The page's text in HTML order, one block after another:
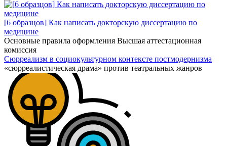
[6 образцов] Как написать докторскую диссертацию по
медицине
Основные правила оформления Высшая аттестационная
комиссия
Сюрреализм в социокультурном контексте постмодернизма
«сюрреалистическая драма» против театральных жанров